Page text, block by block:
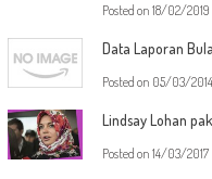
Posted on 18/02/2019
Data Laporan
Posted on 05/03/2014
Lindsay Lohan
Posted on 14/03/2017